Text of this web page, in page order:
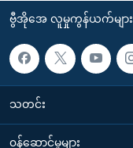
ဗွီအိုအေ လူမှုကွန်ယက်များ
သတင်း
၀န်ဆောင်မှုများ